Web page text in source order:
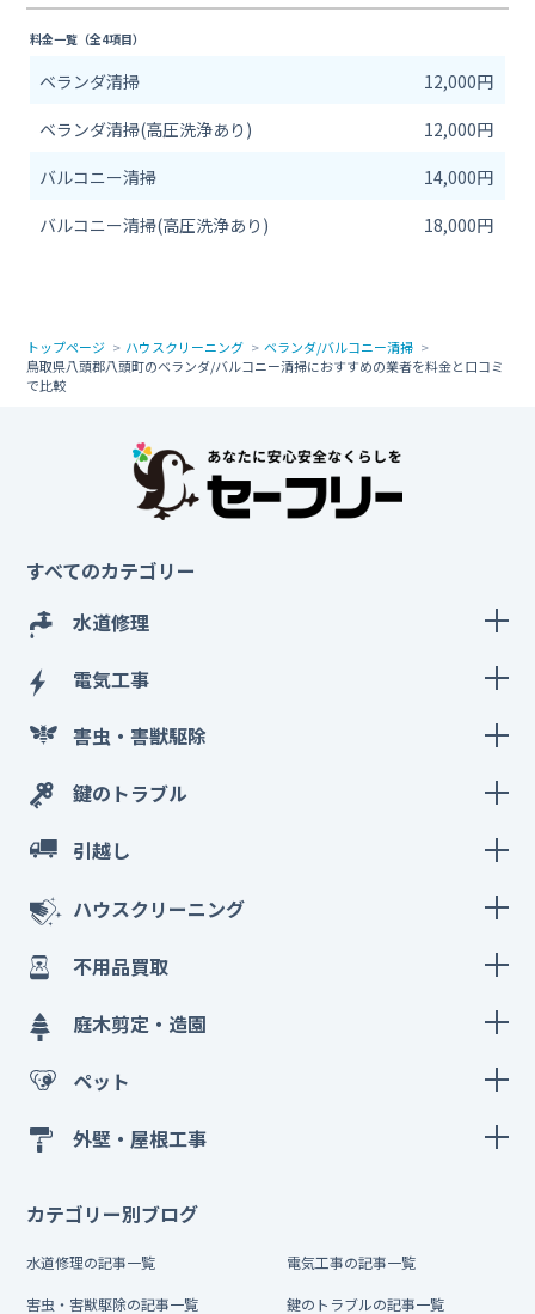
料金一覧（全4項目）
ベランダ清掃
12,000円
ベランダ清掃(高圧洗浄あり)
12,000円
バルコニー清掃
14,000円
バルコニー清掃(高圧洗浄あり)
18,000円
トップページ ハウスクリーニング
ベランダ/バルコニー清掃
鳥取県八頭郡八頭町のベランダ/バルコニー清掃におすすめの業者を料金と口コミ
で比較
すべてのカテゴリー
水道修理
電気工事
害虫・害獣駆除
鍵のトラブル
引越し
ハウスクリーニング
不用品買取
庭木剪定・造園
ペット
外壁・屋根工事
カテゴリー別ブログ
水道修理の記事一覧 電気工事の記事一覧
害虫・害獣駆除の記事一覧 鍵のトラブルの記事一覧